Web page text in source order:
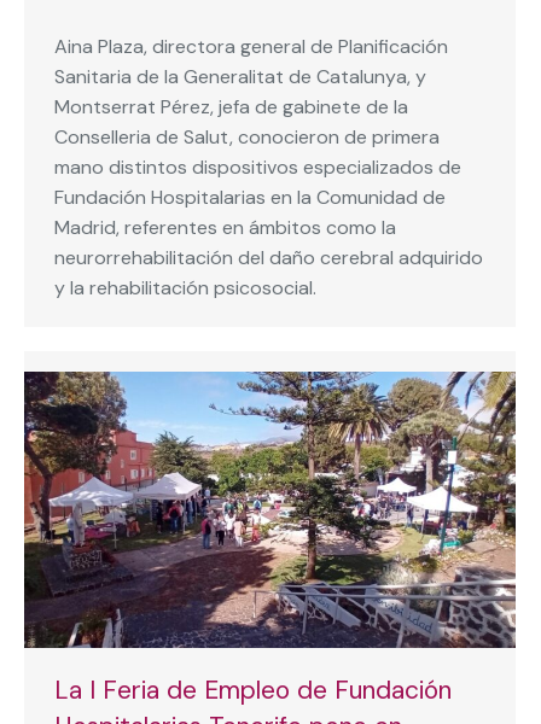
Aina Plaza, directora general de Planificación
Sanitaria de la Generalitat de Catalunya, y
Montserrat Pérez, jefa de gabinete de la
Conselleria de Salut, conocieron de primera
mano distintos dispositivos especializados de
Fundación Hospitalarias en la Comunidad de
Madrid, referentes en ámbitos como la
neurorrehabilitación del daño cerebral adquirido
y la rehabilitación psicosocial.
La I Feria de Empleo de Fundación